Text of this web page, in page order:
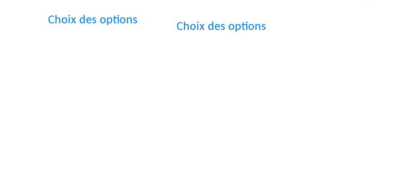
Choix des options
Choix des options